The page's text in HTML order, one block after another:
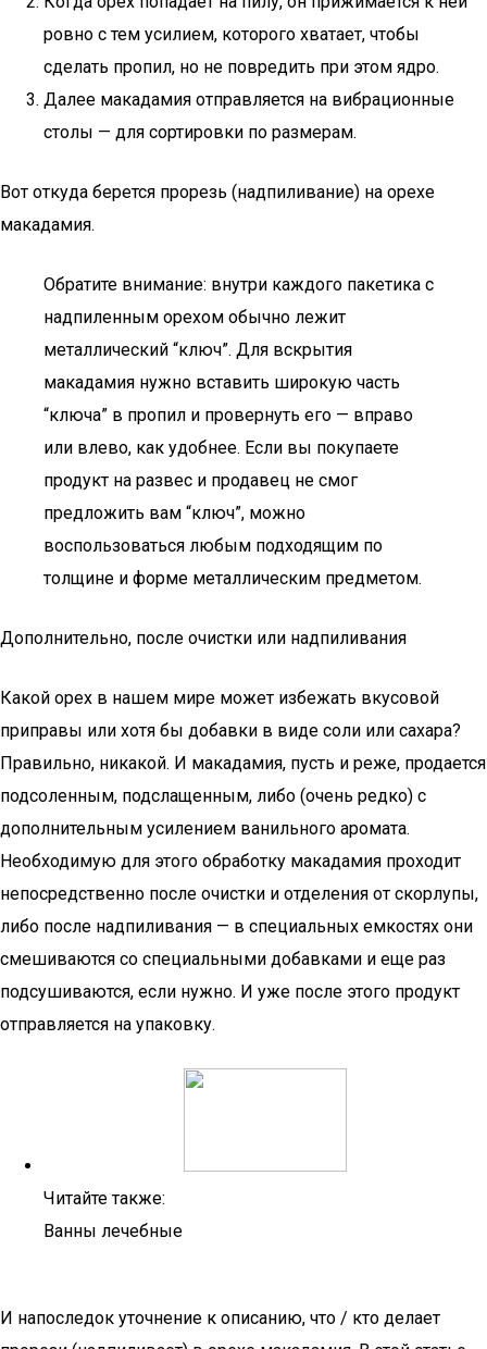
ровно с тем усилием, которого хватает, чтобы
сделать пропил, но не повредить при этом ядро.
Далее макадамия отправляется на вибрационные
столы — для сортировки по размерам.
Вот откуда берется прорезь (надпиливание) на орехе
макадамия.
Обратите внимание: внутри каждого пакетика с
надпиленным орехом обычно лежит
металлический “ключ”. Для вскрытия
макадамия нужно вставить широкую часть
“ключа” в пропил и провернуть его — вправо
или влево, как удобнее. Если вы покупаете
продукт на развес и продавец не смог
предложить вам “ключ”, можно
воспользоваться любым подходящим по
толщине и форме металлическим предметом.
Дополнительно, после очистки или надпиливания
Какой орех в нашем мире может избежать вкусовой
приправы или хотя бы добавки в виде соли или сахара?
Правильно, никакой. И макадамия, пусть и реже, продается
подсоленным, подслащенным, либо (очень редко) с
дополнительным усилением ванильного аромата.
Необходимую для этого обработку макадамия проходит
непосредственно после очистки и отделения от скорлупы,
либо после надпиливания — в специальных емкостях они
смешиваются со специальными добавками и еще раз
подсушиваются, если нужно. И уже после этого продукт
отправляется на упаковку.
Читайте также:
Ванны лечебные
И напоследок уточнение к описанию, что / кто делает